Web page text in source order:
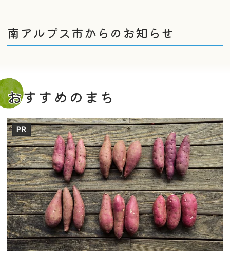
南アルプス市からのお知らせ
おすすめのまち
PR